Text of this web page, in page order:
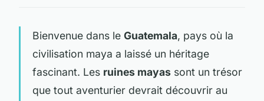
Bienvenue dans le Guatemala, pays où la
civilisation maya a laissé un héritage
fascinant. Les ruines mayas sont un trésor
que tout aventurier devrait découvrir au